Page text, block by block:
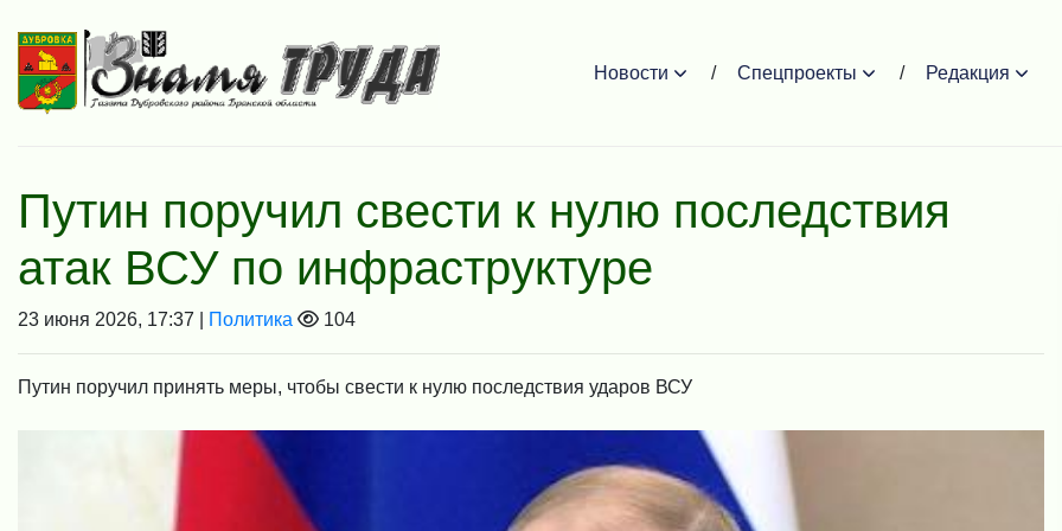
Новости Спецпроекты Редакция
Путин поручил свести к нулю последствия
атак ВСУ по инфраструктуре
23 июня 2026, 17:37 | Политика 104
Путин поручил принять меры, чтобы свести к нулю последствия ударов ВСУ